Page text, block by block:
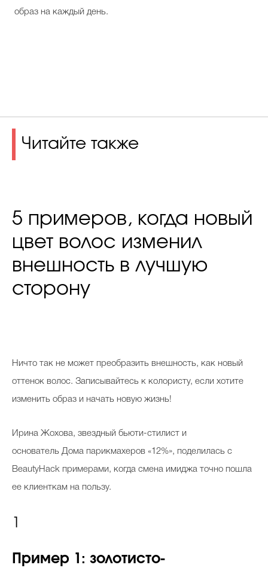
образ на каждый день.
Читайте также
5 примеров, когда новый
цвет волос изменил
внешность в лучшую
сторону
Ничто так не может преобразить внешность, как новый
оттенок волос. Записывайтесь к колористу, если хотите
изменить образ и начать новую жизнь!
Ирина Жохова, звездный бьюти-стилист и
основатель Дома парикмахеров «12%», поделилась с
BeautyHack примерами, когда смена имиджа точно пошла
ее клиенткам на пользу.
Пример 1: золотисто-